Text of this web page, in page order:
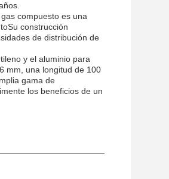
compuesto es una
construcción
de distribución de
y el aluminio para
mm, una longitud de 100
gama de
los beneficios de un